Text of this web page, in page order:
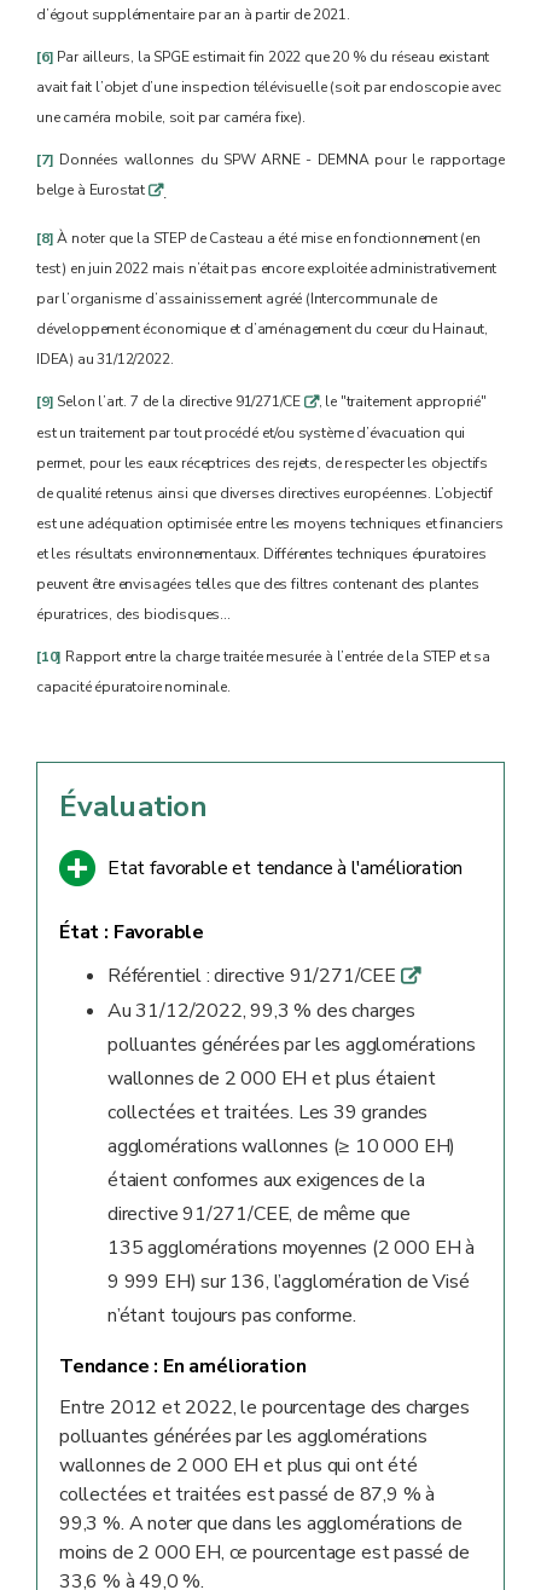
d’égout supplémentaire par an à partir de 2021.
[6] Par ailleurs, la SPGE estimait fin 2022 que 20 % du réseau existant
avait fait l’objet d’une inspection télévisuelle (soit par endoscopie avec
une caméra mobile, soit par caméra fixe).
[7] Données wallonnes du SPW ARNE - DEMNA pour le rapportage
belge à Eurostat q.
[8]À noter que la STEP de Casteau a été mise en fonctionnement (en
test) en juin 2022 mais n’était pas encore exploitée administrativement
par l’organisme d’assainissement agréé (Intercommunale de
développement économique et d’aménagement du cœur du Hainaut,
IDEA) au 31/12/2022.
[9] Selon l’art. 7 de la directive 91/271/CE q, le "traitement approprié"
est un traitement par tout procédé et/ou système d’évacuation qui
permet, pour les eaux réceptrices des rejets, de respecter les objectifs
de qualité retenus ainsi que diverses directives européennes. L’objectif
est une adéquation optimisée entre les moyens techniques et financiers
et les résultats environnementaux. Différentes techniques épuratoires
peuvent être envisagées telles que des filtres contenant des plantes
épuratrices, des biodisques…
[10] Rapport entre la charge traitée mesurée à l’entrée de la STEP et sa
capacité épuratoire nominale.
Évaluation
Etat favorable et tendance à l'amélioration
État : Favorable
Référentiel : directive 91/271/CEE q
Au 31/12/2022, 99,3 % des charges
polluantes générées par les agglomérations
wallonnes de 2 000 EH et plus étaient
collectées et traitées. Les 39 grandes
agglomérations wallonnes (≥ 10 000 EH)
étaient conformes aux exigences de la
directive 91/271/CEE, de même que
135 agglomérations moyennes (2 000 EH à
9 999 EH) sur 136, l’agglomération de Visé
n’étant toujours pas conforme.
Tendance : En amélioration
Entre 2012 et 2022, le pourcentage des charges
polluantes générées par les agglomérations
wallonnes de 2 000 EH et plus qui ont été
collectées et traitées est passé de 87,9 % à
99,3 %. A noter que dans les agglomérations de
moins de 2 000 EH, ce pourcentage est passé de
33,6 % à 49,0 %.